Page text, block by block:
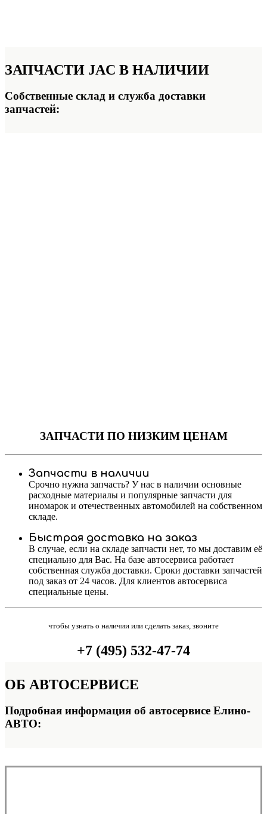
ЗАПЧАСТИ JAC В НАЛИЧИИ
Собственные склад и служба доставки
запчастей:
ЗАПЧАСТИПО НИЗКИМ ЦЕНАМ
Запчасти в наличии
Срочно нужна запчасть? У нас в наличии основные
расходные материалы и популярные запчасти для
иномарок и отечественных автомобилей на собственном
складе.
Быстрая доставка на заказ
В случае, если на складе запчасти нет, то мы доставим её
специально для Вас. На базе автосервиса работает
собственная служба доставки. Сроки доставки запчастей
под заказ от 24 часов. Для клиентов автосервиса
специальные цены.
чтобы узнать о наличии или сделать заказ, звоните
+7 (495) 532-47-74
ОБ АВТОСЕРВИСЕ
Подробная информация об автосервисе Елино-
АВТО: